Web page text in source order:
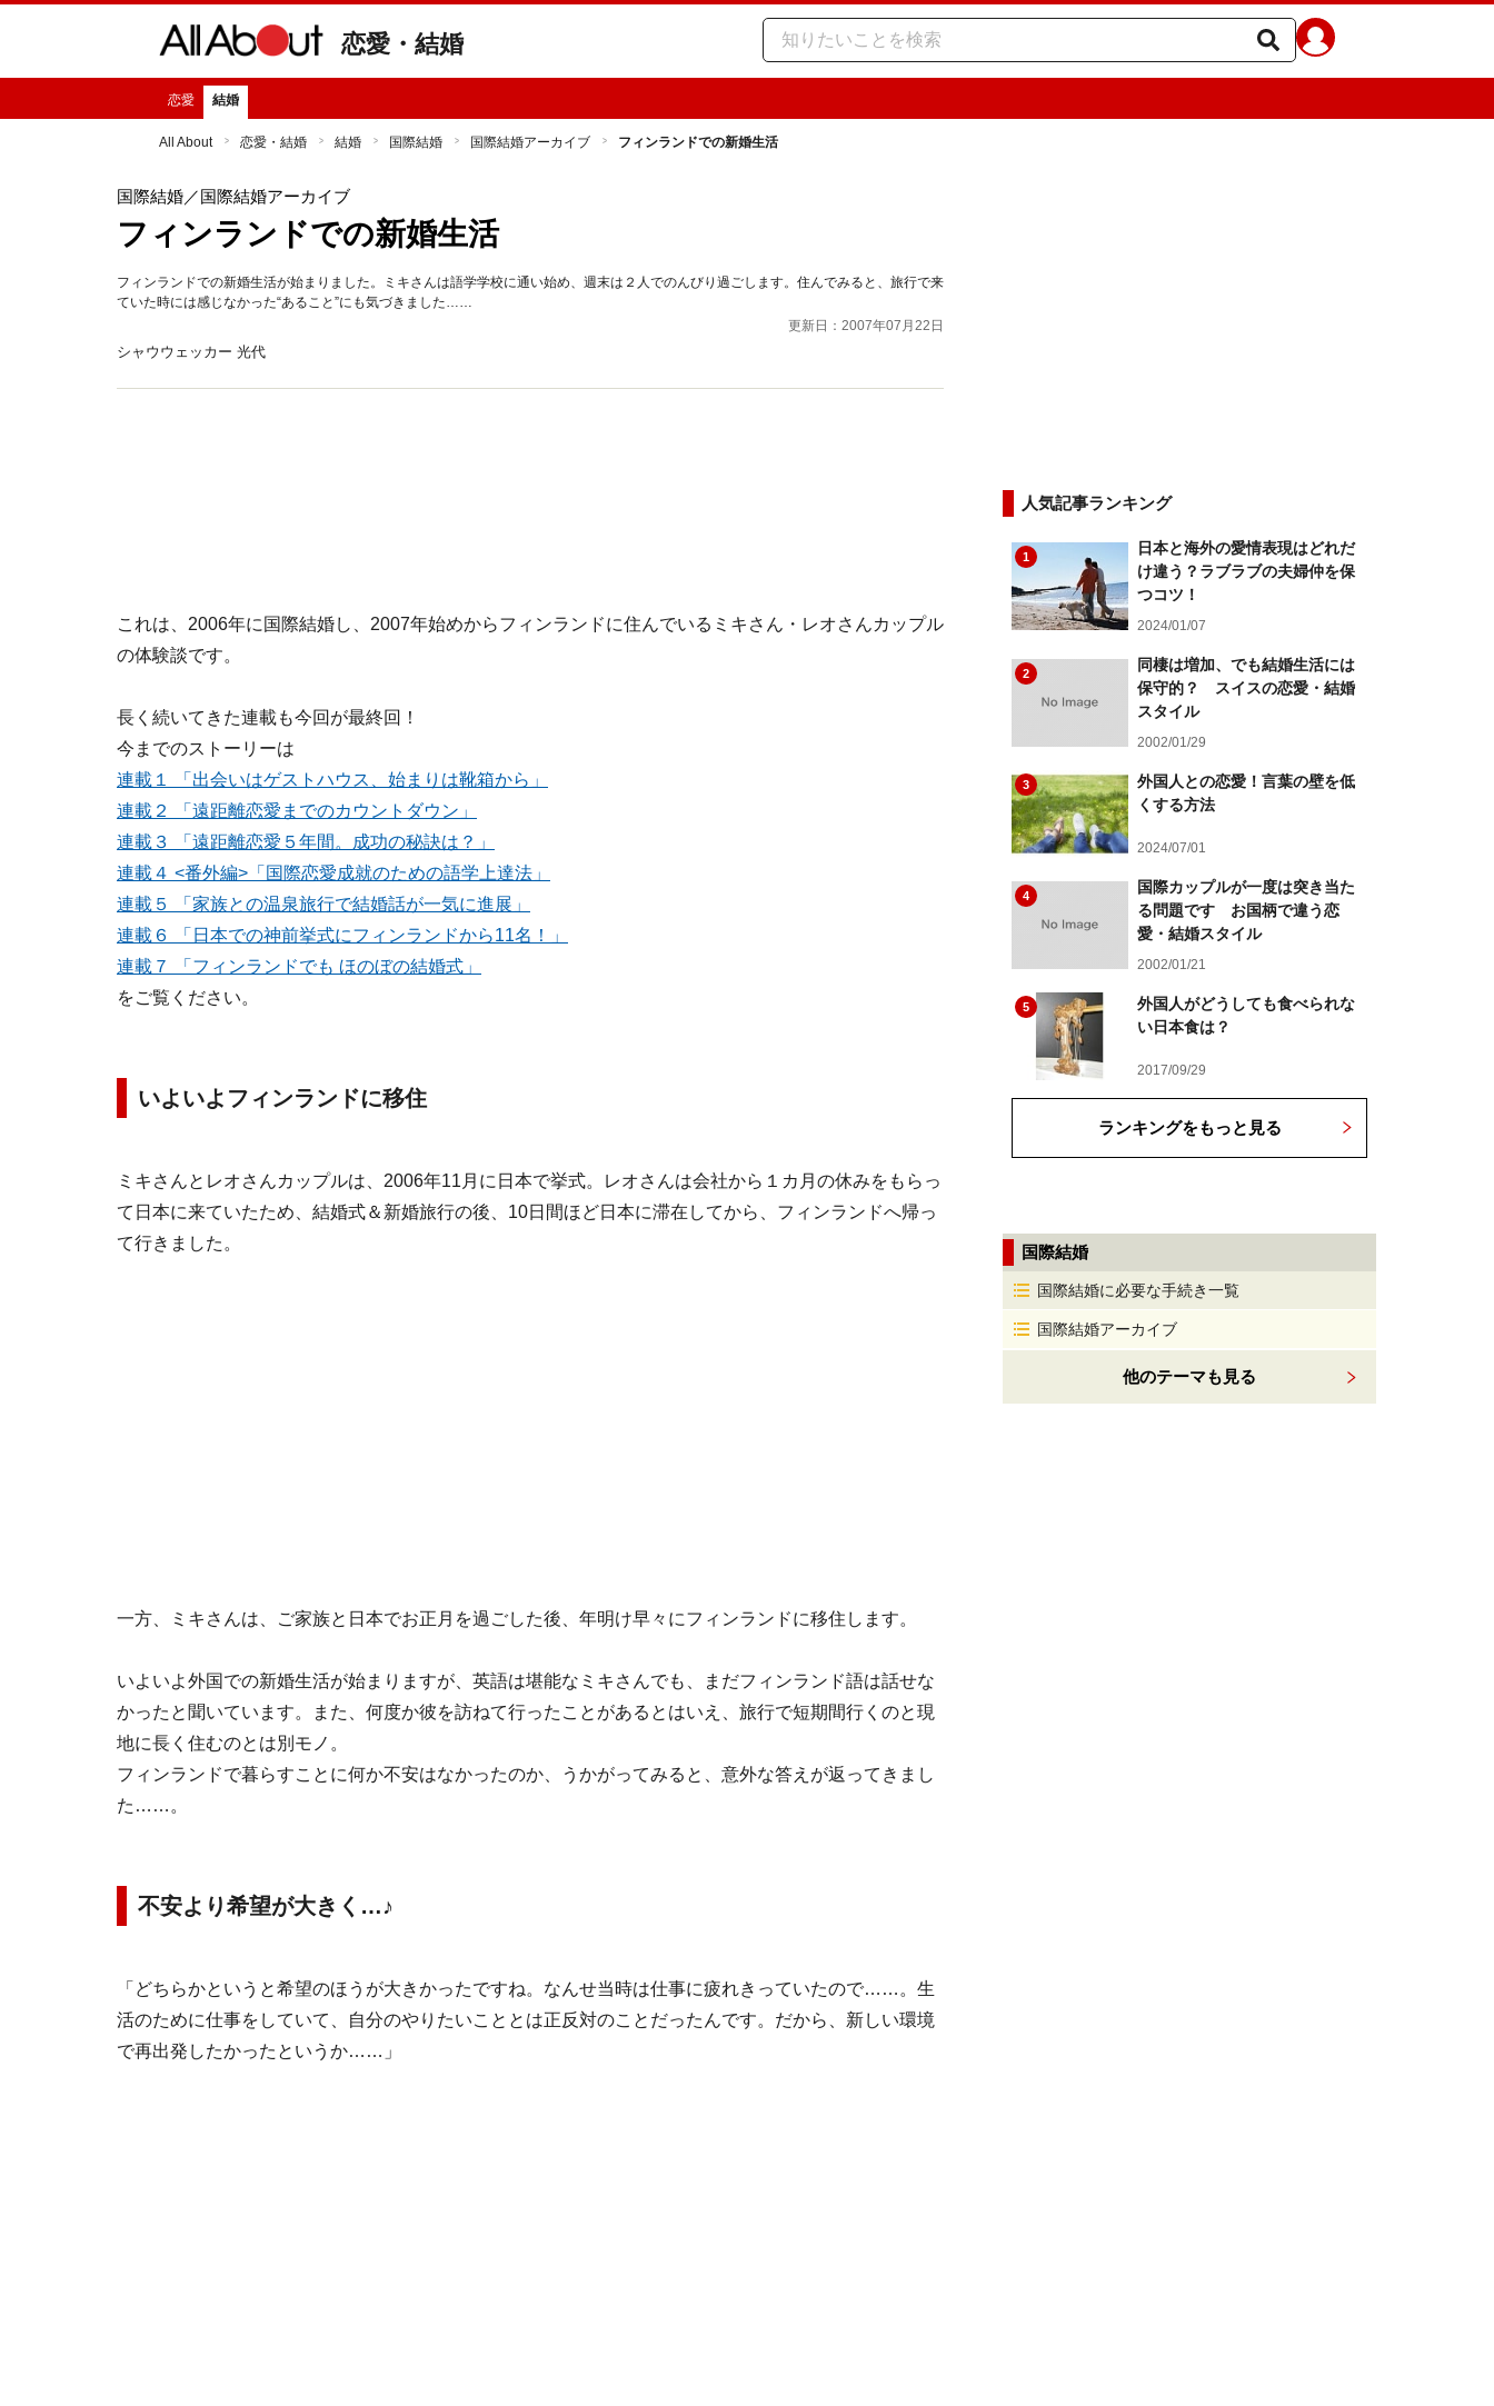
恋愛・結婚
恋愛 結婚
All About 恋愛・結婚 結婚 国際結婚 国際結婚アーカイブ フィンランドでの新婚生活
国際結婚／国際結婚アーカイブ
フィンランドでの新婚生活
フィンランドでの新婚生活が始まりました。ミキさんは語学学校に通い始め、週末は２人でのんびり過ごします。住んでみると、旅行で来
ていた時には感じなかった“あること”にも気づきました……
更新日：2007年07月22日
シャウウェッカー 光代
これは、2006年に国際結婚し、2007年始めからフィンランドに住んでいるミキさん・レオさんカップル
の体験談です。
長く続いてきた連載も今回が最終回！
今までのストーリーは
連載１ 「出会いはゲストハウス、始まりは靴箱から」
連載２ 「遠距離恋愛までのカウントダウン」
連載３ 「遠距離恋愛５年間。成功の秘訣は？」
連載４ <番外編>「国際恋愛成就のための語学上達法」
連載５ 「家族との温泉旅行で結婚話が一気に進展」
連載６ 「日本での神前挙式にフィンランドから11名！」
連載７ 「フィンランドでも ほのぼの結婚式」
をご覧ください。
いよいよフィンランドに移住
ミキさんとレオさんカップルは、2006年11月に日本で挙式。レオさんは会社から１カ月の休みをもらっ
て日本に来ていたため、結婚式＆新婚旅行の後、10日間ほど日本に滞在してから、フィンランドへ帰っ
て行きました。
一方、ミキさんは、ご家族と日本でお正月を過ごした後、年明け早々にフィンランドに移住します。
いよいよ外国での新婚生活が始まりますが、英語は堪能なミキさんでも、まだフィンランド語は話せな
かったと聞いています。また、何度か彼を訪ねて行ったことがあるとはいえ、旅行で短期間行くのと現
地に長く住むのとは別モノ。
フィンランドで暮らすことに何か不安はなかったのか、うかがってみると、意外な答えが返ってきまし
た……。
不安より希望が大きく…♪
「どちらかというと希望のほうが大きかったですね。なんせ当時は仕事に疲れきっていたので……。生
活のために仕事をしていて、自分のやりたいこととは正反対のことだったんです。だから、新しい環境
で再出発したかったというか……」
人気記事ランキング
1
日本と海外の愛情表現はどれだ
け違う？ラブラブの夫婦仲を保
つコツ！
2024/01/07
2
同棲は増加、でも結婚生活には
保守的？ スイスの恋愛・結婚
スタイル
2002/01/29
3
外国人との恋愛！言葉の壁を低
くする方法
2024/07/01
4
国際カップルが一度は突き当た
る問題です お国柄で違う恋
愛・結婚スタイル
2002/01/21
5
外国人がどうしても食べられな
い日本食は？
2017/09/29
ランキングをもっと見る
国際結婚
国際結婚に必要な手続き一覧
国際結婚アーカイブ
他のテーマも見る